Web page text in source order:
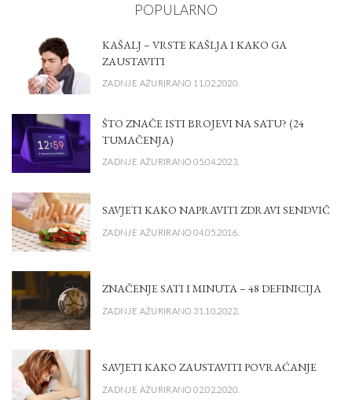
POPULARNO
KAŠALJ – VRSTE KAŠLJA I KAKO GA
ZAUSTAVITI
ZADNJE AŽURIRANO 11.02.2020.
ŠTO ZNAČE ISTI BROJEVI NA SATU? (24
TUMAČENJA)
ZADNJE AŽURIRANO 05.04.2023.
SAVJETI KAKO NAPRAVITI ZDRAVI SENDVIČ
ZADNJE AŽURIRANO 04.05.2016.
ZNAČENJE SATI I MINUTA – 48 DEFINICIJA
ZADNJE AŽURIRANO 31.10.2022.
SAVJETI KAKO ZAUSTAVITI POVRAĆANJE
ZADNJE AŽURIRANO 02.02.2020.